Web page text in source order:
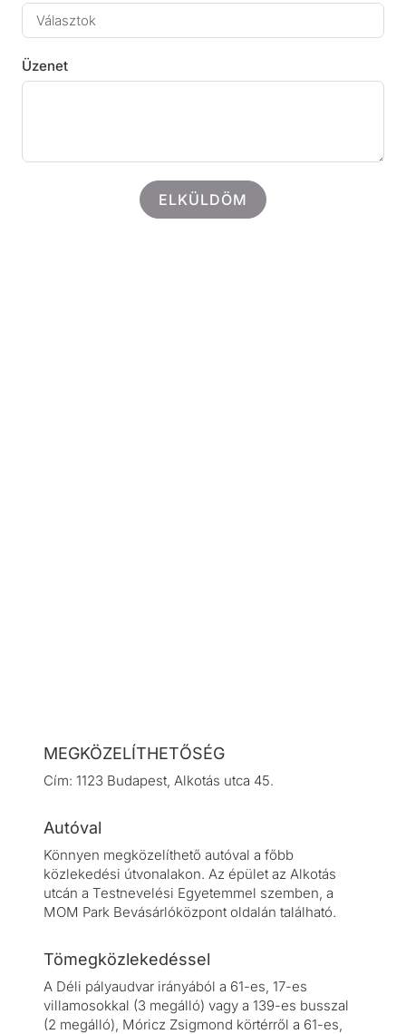
Üzenet
ELKÜLDÖM
MEGKÖZELÍTHETŐSÉG
Cím: 1123 Budapest, Alkotás utca 45.
Autóval
Könnyen megközelíthető autóval a főbb
közlekedési útvonalakon. Az épület az Alkotás
utcán a Testnevelési Egyetemmel szemben, a
MOM Park Bevásárlóközpont oldalán található.
Tömegközlekedéssel
A Déli pályaudvar irányából a 61-es, 17-es
villamosokkal (3 megálló) vagy a 139-es busszal
(2 megálló), Móricz Zsigmond körtérről a 61-es,